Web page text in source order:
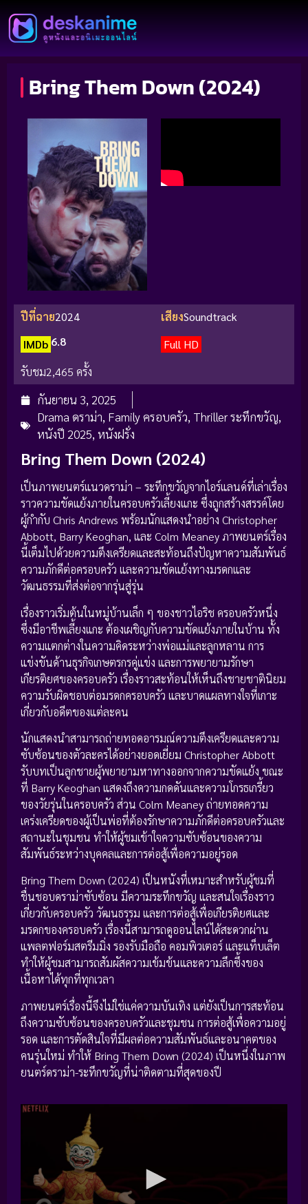
Bring Them Down (2024)
ปีที่ฉาย2024 เสียงSoundtrack
IMDb 6.8
Full HD
รับชม2,465 ครั้ง
กันยายน 3, 2025
Drama ดราม่า, Family ครอบครัว, Thriller ระทึกขวัญ,
หนังปี 2025, หนังฝรั่ง
Bring Them Down (2024)
เป็นภาพยนตร์แนวดราม่า – ระทึกขวัญจากไอร์แลนด์ที่เล่าเรื่อง
ราวความขัดแย้งภายในครอบครัวเลี้ยงแกะ ซึ่งถูกสร้างสรรค์โดย
ผู้กำกับ Chris Andrews พร้อมนักแสดงนำอย่าง Christopher
Abbott, Barry Keoghan, และ Colm Meaney ภาพยนตร์เรื่อง
นี้เต็มไปด้วยความตึงเครียดและสะท้อนถึงปัญหาความสัมพันธ์
ความภักดีต่อครอบครัว และความขัดแย้งทางมรดกและ
วัฒนธรรมที่ส่งต่อจากรุ่นสู่รุ่น
เรื่องราวเริ่มต้นในหมู่บ้านเล็ก ๆ ของชาวไอริช ครอบครัวหนึ่ง
ซึ่งมีอาชีพเลี้ยงแกะ ต้องเผชิญกับความขัดแย้งภายในบ้าน ทั้ง
ความแตกต่างในความคิดระหว่างพ่อแม่และลูกหลาน การ
แข่งขันด้านธุรกิจเกษตรกรคู่แข่ง และการพยายามรักษา
เกียรติยศของครอบครัว เรื่องราวสะท้อนให้เห็นถึงชายชาตินิยม
ความรับผิดชอบต่อมรดกครอบครัว และบาดแผลทางใจที่เกาะ
เกี่ยวกับอดีตของแต่ละคน
นักแสดงนำสามารถถ่ายทอดอารมณ์ความตึงเครียดและความ
ซับซ้อนของตัวละครได้อย่างยอดเยี่ยม Christopher Abbott
รับบทเป็นลูกชายผู้พยายามหาทางออกจากความขัดแย้ง ขณะ
ที่ Barry Keoghan แสดงถึงความกดดันและความโกรธเกรี้ยว
ของวัยรุ่นในครอบครัว ส่วน Colm Meaney ถ่ายทอดความ
เคร่งเครียดของผู้เป็นพ่อที่ต้องรักษาความภักดีต่อครอบครัวและ
สถานะในชุมชน ทำให้ผู้ชมเข้าใจความซับซ้อนของความ
สัมพันธ์ระหว่างบุคคลและการต่อสู้เพื่อความอยู่รอด
Bring Them Down (2024) เป็นหนังที่เหมาะสำหรับผู้ชมที่
ชื่นชอบดราม่าซับซ้อน มีความระทึกขวัญ และสนใจเรื่องราว
เกี่ยวกับครอบครัว วัฒนธรรม และการต่อสู้เพื่อเกียรติยศและ
มรดกของครอบครัว เรื่องนี้สามารถดูออนไลน์ได้สะดวกผ่าน
แพลตฟอร์มสตรีมมิ่ง รองรับมือถือ คอมพิวเตอร์ และแท็บเล็ต
ทำให้ผู้ชมสามารถสัมผัสความเข้มข้นและความลึกซึ้งของ
เนื้อหาได้ทุกที่ทุกเวลา
ภาพยนตร์เรื่องนี้จึงไม่ใช่แค่ความบันเทิง แต่ยังเป็นการสะท้อน
ถึงความซับซ้อนของครอบครัวและชุมชน การต่อสู้เพื่อความอยู่
รอด และการตัดสินใจที่มีผลต่อความสัมพันธ์และอนาคตของ
คนรุ่นใหม่ ทำให้ Bring Them Down (2024) เป็นหนึ่งในภาพ
ยนตร์ดราม่า-ระทึกขวัญที่น่าติดตามที่สุดของปี